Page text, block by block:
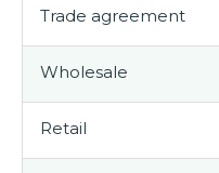
Trade agreement
Wholesale
Retail